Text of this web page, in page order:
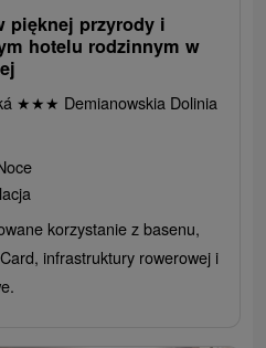
pięknej przyrody i
hotelu rodzinnym w
★★★ Demianowskia Dolinia
korzystanie z basenu,
infrastruktury rowerowej i